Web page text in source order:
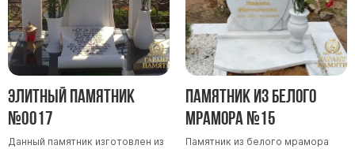
Элитный памятник
№0017
Данный памятник изготовлен из
Памятник из белого
мрамора №15
Памятник из белого мрамора